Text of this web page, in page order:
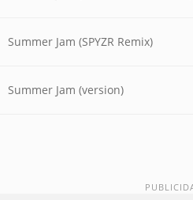
Summer Jam (SPYZR Remix)
Summer Jam (version)